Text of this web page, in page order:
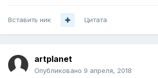
Вставить ник Цитата
artplanet
Опубликовано 9 апреля, 2018